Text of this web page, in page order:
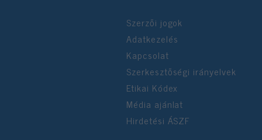
Szerzői jogok
Adatkezelés
Kapcsolat
Szerkesztőségi irányelvek
Etikai Kódex
Média ajánlat
Hirdetési ÁSZF